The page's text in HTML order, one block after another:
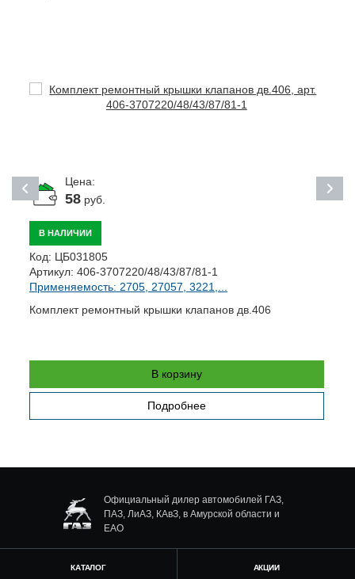
Цена:
58руб.
В НАЛИЧИИ
Код: ЦБ031805
Артикул: 406-3707220/48/43/87/81-1
Применяемость: 2705, 27057, 3221,...
Комплект ремонтный крышки клапанов дв.406
В корзину
Подробнее
Официальный дилер автомобилей ГАЗ,
ПАЗ, ЛиАЗ, КАвЗ, в Амурской области и
ЕАО
КАТАЛОГ АКЦИИ